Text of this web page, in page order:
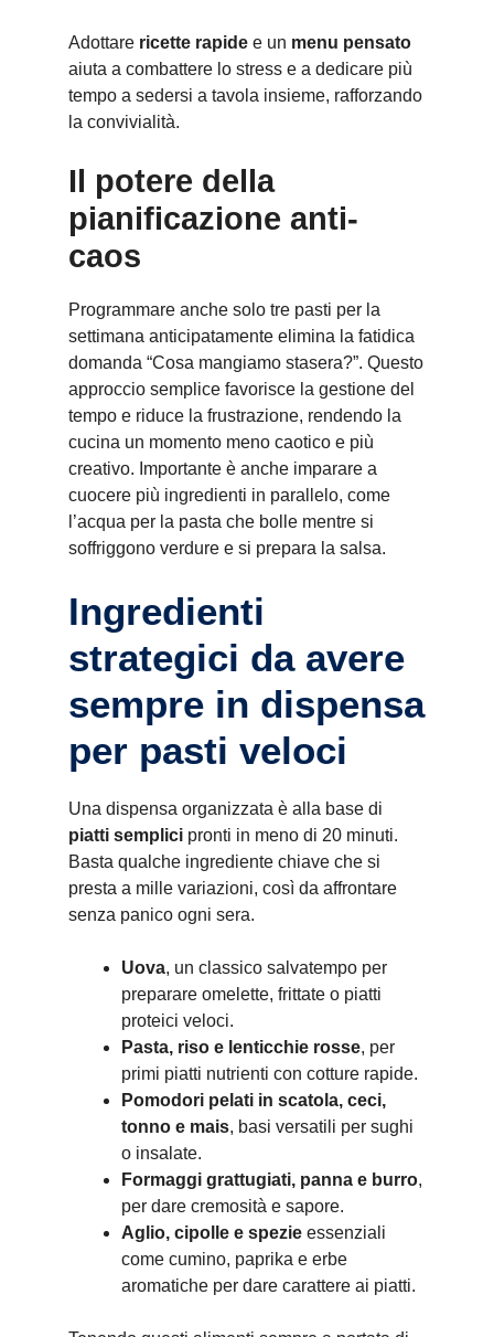
Adottare ricette rapide e un menu pensato
aiuta a combattere lo stress e a dedicare più
tempo a sedersi a tavola insieme, rafforzando
la convivialità.
Il potere della
pianificazione anti-
caos
Programmare anche solo tre pasti per la
settimana anticipatamente elimina la fatidica
domanda “Cosa mangiamo stasera?”. Questo
approccio semplice favorisce la gestione del
tempo e riduce la frustrazione, rendendo la
cucina un momento meno caotico e più
creativo. Importante è anche imparare a
cuocere più ingredienti in parallelo, come
l’acqua per la pasta che bolle mentre si
soffriggono verdure e si prepara la salsa.
Ingredienti
strategici da avere
sempre in dispensa
per pasti veloci
Una dispensa organizzata è alla base di
piatti semplici pronti in meno di 20 minuti.
Basta qualche ingrediente chiave che si
presta a mille variazioni, così da affrontare
senza panico ogni sera.
Uova, un classico salvatempo per
preparare omelette, frittate o piatti
proteici veloci.
Pasta, riso e lenticchie rosse, per
primi piatti nutrienti con cotture rapide.
Pomodori pelati in scatola, ceci,
tonno e mais, basi versatili per sughi
o insalate.
Formaggi grattugiati, panna e burro,
per dare cremosità e sapore.
Aglio, cipolle e spezie essenziali
come cumino, paprika e erbe
aromatiche per dare carattere ai piatti.